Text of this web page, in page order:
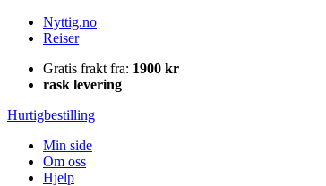
Nyttig.no
Reiser
Gratis frakt fra: 1900 kr
rask levering
Hurtigbestilling
Min side
Om oss
Hjelp